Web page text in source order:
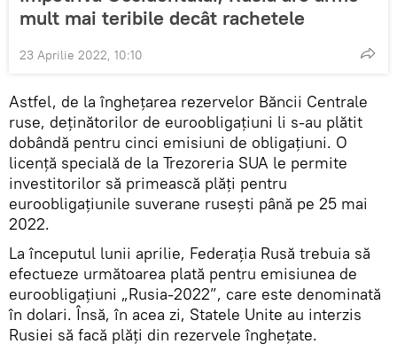
mult mai teribile decât rachetele
23 Aprilie 2022, 10:10
Astfel, de la înghețarea rezervelor Băncii Centrale
ruse, deținătorilor de euroobligațiuni li s-au plătit
dobândă pentru cinci emisiuni de obligațiuni. O
licență specială de la Trezoreria SUA le permite
investitorilor să primească plăți pentru
euroobligațiunile suverane rusești până pe 25 mai
2022.
La începutul lunii aprilie, Federația Rusă trebuia să
efectueze următoarea plată pentru emisiunea de
euroobligațiuni „Rusia-2022”, care este denominată
în dolari. Însă, în acea zi, Statele Unite au interzis
Rusiei să facă plăți din rezervele înghețate.